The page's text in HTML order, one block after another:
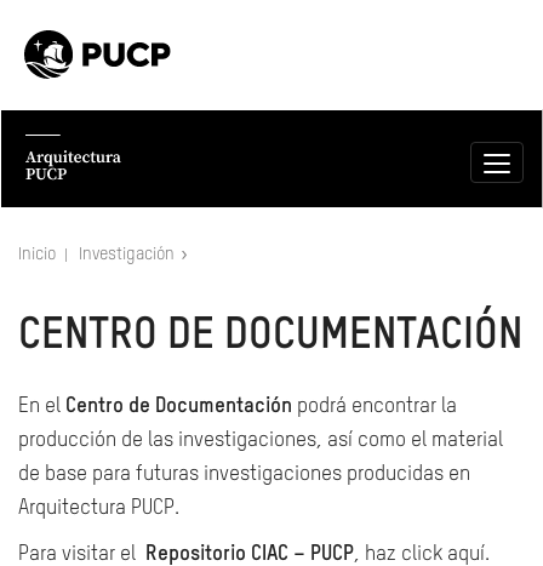
Inicio Investigación
CENTRO DE DOCUMENTACIÓN
En el Centro de Documentación podrá encontrar la
producción de las investigaciones, así como el material
de base para futuras investigaciones producidas en
Arquitectura PUCP.
Para visitar el Repositorio CIAC – PUCP, haz click aquí.